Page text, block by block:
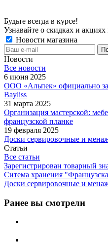
Будьте всегда в курсе!
Узнавайте о скидках и
Новости магазина
Новости
Все новости
6 июня 2025
ООО «Альпек» официально
Bayliss
31 марта 2025
Организация мастерской:
французской планке
19 февраля 2025
Доски сервировочные и
Статьи
Все статьи
Зарегистрирован товарный
Ситема хранения
Доски сервировочные и
Ранее вы смотрели